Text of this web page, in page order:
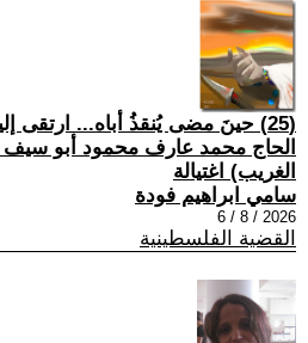
(25) حينَ مضى يُنقذُ أباه... ارتقى
الحاج محمد عارف محمود أبو
الغريب) اغتيالة
سامي ابراهيم فودة
2026 / 8 / 6
القضية الفلسطينية